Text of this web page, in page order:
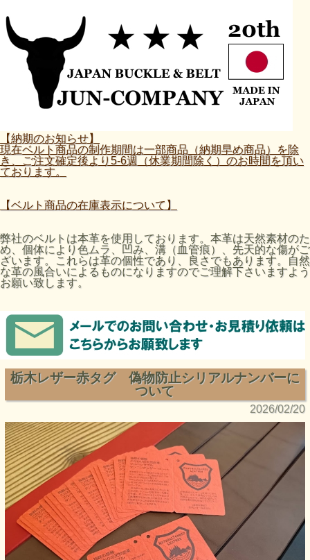
【納期のお知らせ】
現在ベルト商品の制作期間は一部商品（納期早め商品）を除
き、ご注文確定後より5-6週（休業期間除く）のお時間を頂い
ております。
【ベルト商品の在庫表示について】
弊社のベルトは本革を使用しております。本革は天然素材のた
め、個体により色ムラ、凹み、溝（血管痕）、先天的な傷がご
ざいます。これらは革の個性であり、良さでもあります。自然
な革の風合いによるものになりますのでご理解下さいますよう
お願い致します。
栃木レザー赤タグ 偽物防止シリアルナンバーに
ついて
2026/02/20